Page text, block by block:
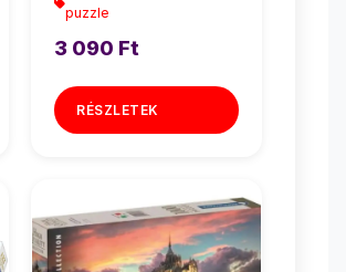
puzzle
3 090 Ft
RÉSZLETEK